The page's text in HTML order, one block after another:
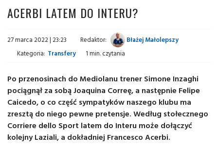
ACERBI LATEM DO INTERU?
27 marca 2022 | 23:23 Redaktor:
Błażej Małolepszy
Kategoria: Transfery 1 min. czytania
Po przenosinach do Mediolanu trener Simone Inzaghi
pociągnął za sobą Joaquina Correę, a następnie Felipe
Caicedo, o co część sympatyków naszego klubu ma
zresztą do niego pewne pretensje. Według stołecznego
Corriere dello Sport latem do Interu może dołączyć
kolejny Laziali, a dokładniej Francesco Acerbi.